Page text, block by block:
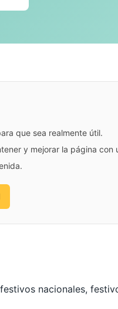
que sea realmente útil.
y mejorar la página con
nacionales,